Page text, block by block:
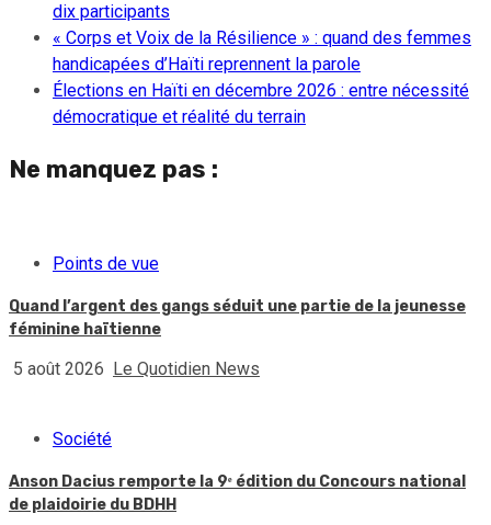
dix participants
« Corps et Voix de la Résilience » : quand des femmes
handicapées d’Haïti reprennent la parole
Élections en Haïti en décembre 2026 : entre nécessité
démocratique et réalité du terrain
Ne manquez pas :
Points de vue
Quand l’argent des gangs séduit une partie de la jeunesse
féminine haïtienne
5 août 2026 Le Quotidien News
Société
Anson Dacius remporte la 9ᵉ édition du Concours national
de plaidoirie du BDHH